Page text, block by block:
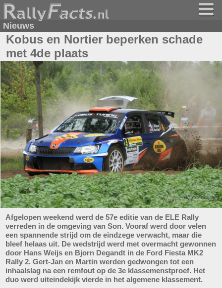
Nieuws
Kobus en Nortier beperken schade
met 4de plaats
Afgelopen weekend werd de 57e editie van de ELE Rally
verreden in de omgeving van Son. Vooraf werd door velen
een spannende strijd om de eindzege verwacht, maar die
bleef helaas uit. De wedstrijd werd met overmacht gewonnen
door Hans Weijs en Bjorn Degandt in de Ford Fiesta MK2
Rally 2. Gert-Jan en Martin werden gedwongen tot een
inhaalslag na een remfout op de 3e klassemenstproef. Het
duo werd uiteindekijk vierde in het algemene klassement.